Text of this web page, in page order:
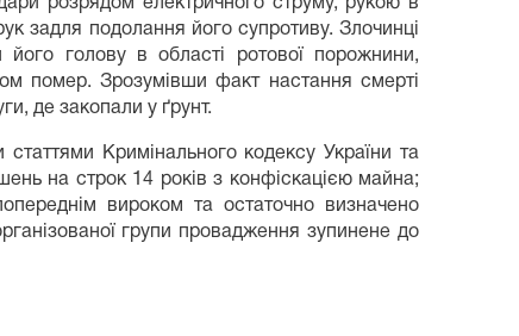
розрядом електричного струму, рукою в
задля подолання його супротиву. Злочинці
його голову в області ротової порожнини,
помер. Зрозумівши факт настання смерті
де закопали у ґрунт.
Кримінального кодексу України та
на строк 14 років з конфіскацією майна;
вироком та остаточно визначено
групи провадження зупинене до